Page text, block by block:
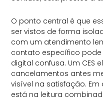
O ponto central é que
ser vistos de forma
com um atendimento
contato específico
digital confusa. Um CES
cancelamentos antes
visível na satisfação.
está na leitura